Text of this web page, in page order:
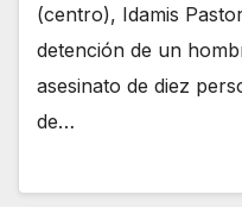
(centro), Idamis
detención de un
asesinato de diez
de…